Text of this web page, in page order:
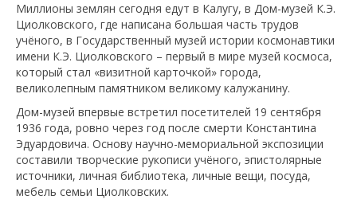
Миллионы землян сегодня едут в Калугу, в Дом-музей К.Э.
Циолковского, где написана большая часть трудов
учёного, в Государственный музей истории космонавтики
имени К.Э. Циолковского – первый в мире музей космоса,
который стал «визитной карточкой» города,
великолепным памятником великому калужанину.
Дом-музей впервые встретил посетителей 19 сентября
1936 года, ровно через год после смерти Константина
Эдуардовича. Основу научно-мемориальной экспозиции
составили творческие рукописи учёного, эпистолярные
источники, личная библиотека, личные вещи, посуда,
мебель семьи Циолковских.